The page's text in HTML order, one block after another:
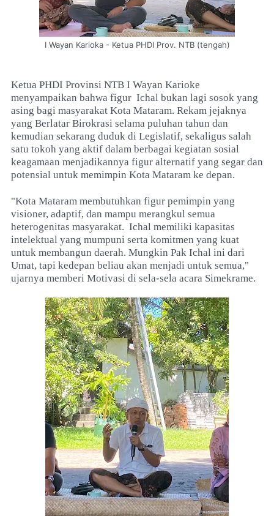
I Wayan Karioka - Ketua PHDI Prov. NTB (tengah)
Ketua PHDI Provinsi NTB I Wayan Karioke
menyampaikan bahwa figur Ichal bukan lagi sosok yang
asing bagi masyarakat Kota Mataram. Rekam jejaknya
yang Berlatar Birokrasi selama puluhan tahun dan
kemudian sekarang duduk di Legislatif, sekaligus salah
satu tokoh yang aktif dalam berbagai kegiatan sosial
keagamaan menjadikannya figur alternatif yang segar dan
potensial untuk memimpin Kota Mataram ke depan.
"Kota Mataram membutuhkan figur pemimpin yang
visioner, adaptif, dan mampu merangkul semua
heterogenitas masyarakat. Ichal memiliki kapasitas
intelektual yang mumpuni serta komitmen yang kuat
untuk membangun daerah. Mungkin Pak Ichal ini dari
Umat, tapi kedepan beliau akan menjadi untuk semua,"
ujarnya memberi Motivasi di sela-sela acara Simekrame.